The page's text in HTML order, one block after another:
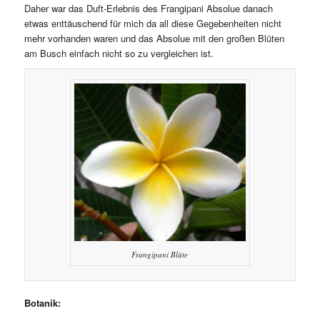
Daher war das Duft-Erlebnis des Frangipani Absolue danach
etwas enttäuschend für mich da all diese Gegebenheiten nicht
mehr vorhanden waren und das Absolue mit den großen Blüten
am Busch einfach nicht so zu vergleichen ist.
Frangipani Blüte
Botanik: